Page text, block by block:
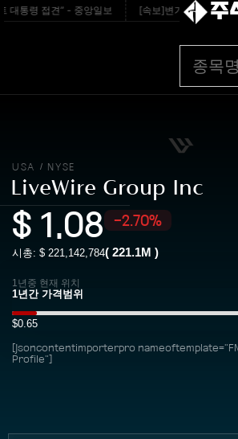
통령 접견” - 중앙일보 [속보]변기 고쳐주던 70
주
USA / NYSE
LiveWire Group Inc
$ 1.08 -2.70%
시총: $ 221,142,784( 221.1M )
1년중 현재 위치
$0.65
[jsoncontentimporterpro
Profile"]